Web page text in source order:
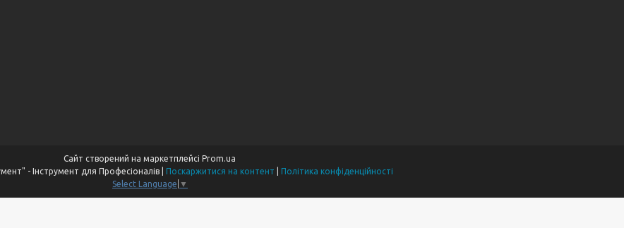
Сайт створений на маркетплейсі Prom.ua
Поскаржитися на контент
Політика конфіденційності
Select Language ▼